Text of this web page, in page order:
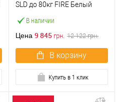
В наличии
SLD до 80кг FIRE Белый
Цена 9 845 грн. 12 122грн.
В корзину
Купить в 1 клик